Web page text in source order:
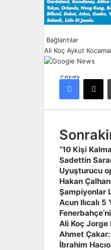
Bağlantılar
Ali Koç Aykut
Paylaş
“10 Kişi
Sadettin
Uyuşturucu
Hakan
Şampiyonlar
Acun Ilıcalı 5
Ali Koç Jorge
Ahmet Çakar:
İbrahim